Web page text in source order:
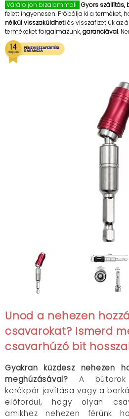
Várároljon bizalommal! Gyors szállítás,
felett ingyenesen. Próbálja ki a terméket,
nélkül visszaküldhetiés visszafizetjük az
termékeket forgalmazunk,garanciával.
Unod a nehezen
csavarokat? Ismerd
csavarhúzó bit
Gyakran küzdesz nehezen
meghúzásával? A bútorok
kerékpár javítása vagy a
előfordul, hogy olyan
amikhez nehezen férünk